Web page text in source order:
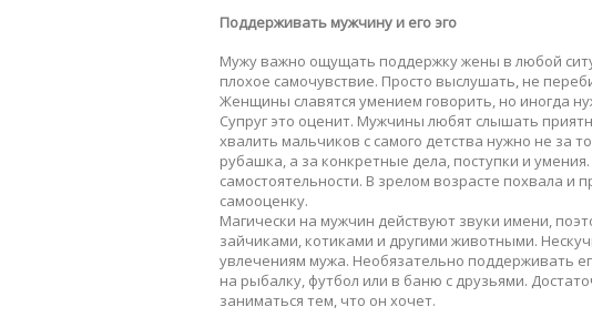
Поддерживать мужчину и его эго
Мужу важно ощущать поддержку жены в любой
плохое самочувствие. Просто выслушать, не
Женщины славятся умением говорить, но иногда
Супруг это оценит. Мужчины любят слышать
хвалить мальчиков с самого детства нужно не за
рубашка, а за конкретные дела, поступки и
самостоятельности. В зрелом возрасте похвала
самооценку.
Магически на мужчин действуют звуки имени,
зайчиками, котиками и другими животными.
увлечениям мужа. Необязательно поддерживать
на рыбалку, футбол или в баню с друзьями.
заниматься тем, что он хочет.